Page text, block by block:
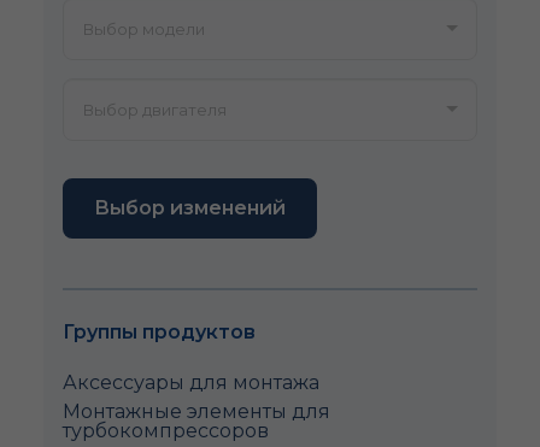
Выбор изменений
Группы продуктов
Аксессуары для монтажа
Монтажные элементы для
турбокомпрессоров